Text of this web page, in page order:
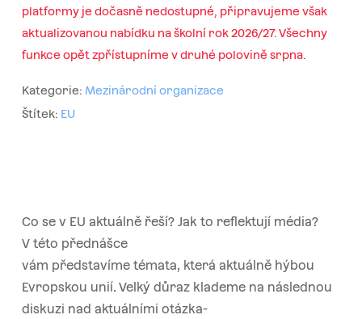
platformy je dočasně nedostupné, připravujeme však
aktualizovanou nabídku na školní rok 2026/27. Všechny
funkce opět zpřístupníme v druhé polovině srpna.
Kategorie: Mezinárodní organizace
Štítek: EU
Co se v EU aktuálně řeší? Jak to reflektují média?
V této přednášce
vám představíme témata, která aktuálně hýbou
Evropskou unií. Velký důraz klademe na následnou
diskuzi nad aktuálními otázka-